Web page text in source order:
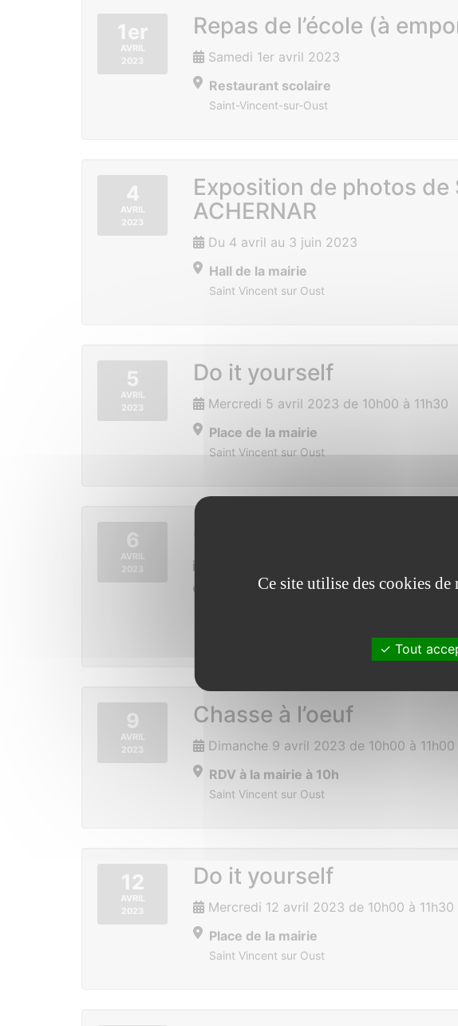
1er
AVRIL
2023
Repas de l’école (à
Samedi 1er avril 2023
Restaurant scolaire
Saint-Vincent-sur-Oust
4
AVRIL
2023
Exposition de photos de
ACHERNAR
Du 4 avril au 3 juin 2023
Hall de la mairie
Saint Vincent sur Oust
5
AVRIL
2023
Do it yourself
Mercredi 5 avril 2023 de 10h00 à 11h30
Place de la mairie
Saint Vincent sur Oust
6
AVRIL
Conférence MSA sur
Salle de l’écurie à la ferme de Coueslé
9
AVRIL
2023
Chasse à l’oeuf
Dimanche 9 avril 2023 de 10h00 à 11h00
RDV à la mairie à 10h
Saint Vincent sur Oust
12
AVRIL
2023
Do it yourself
Mercredi 12 avril 2023 de 10h00 à 11h30
Place de la mairie
Saint Vincent sur Oust
Ce site utilise des cookies
Tout